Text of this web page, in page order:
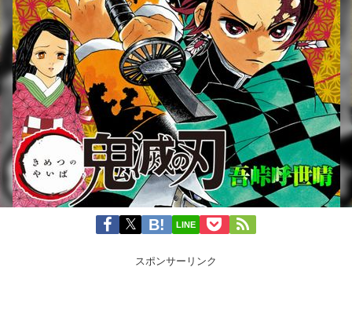
LINE
スポンサーリンク